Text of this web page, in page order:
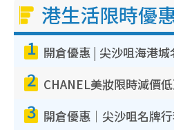
港生活限時優
1
2
3